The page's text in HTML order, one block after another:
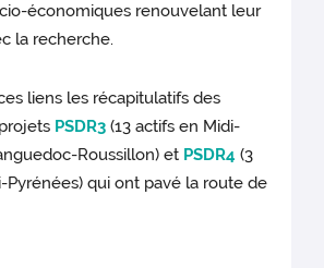
économiques renouvelant leur
la recherche.
liens les récapitulatifs des
PSDR3 (13 actifs en Midi-
Roussillon) et PSDR4 (3
Pyrénées) qui ont pavé la route de